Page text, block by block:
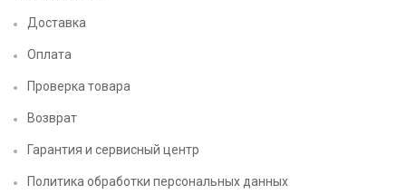
Доставка
Оплата
Проверка товара
Возврат
Гарантия и сервисный центр
Политика обработки персональных данных